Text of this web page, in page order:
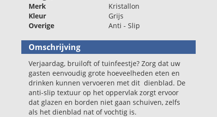
Merk
Kristallon
Kleur
Grijs
Overige
Anti - Slip
Omschrijving
Verjaardag, bruiloft of tuinfeestje? Zorg dat uw
gasten eenvoudig grote hoeveelheden eten en
drinken kunnen vervoeren met dit dienblad. De
anti-slip textuur op het oppervlak zorgt ervoor
dat glazen en borden niet gaan schuiven, zelfs
als het dienblad nat of vochtig is.